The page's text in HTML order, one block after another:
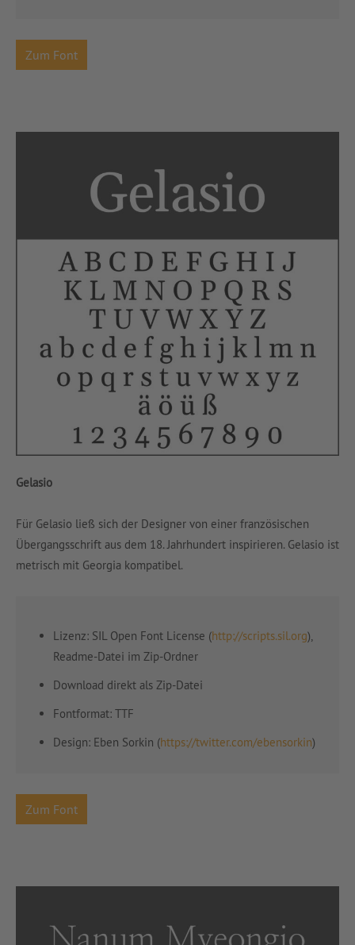
Zum Font
Gelasio
Für Gelasio ließ sich der Designer von einer französischen
Übergangsschrift aus dem 18. Jahrhundert inspirieren. Gelasio ist
metrisch mit Georgia kompatibel.
Lizenz: SIL Open Font License (http://scripts.sil.org),
Readme-Datei im Zip-Ordner
Download direkt als Zip-Datei
Fontformat: TTF
Design: Eben Sorkin (https://twitter.com/ebensorkin)
Zum Font